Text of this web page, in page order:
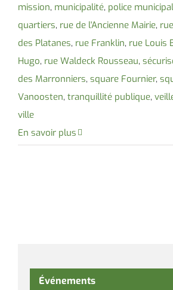
mission, municipalité, police
quartiers, rue de l'Ancienne Mairie,
des Platanes, rue Franklin, rue Louis
Hugo, rue Waldeck Rousseau,
des Marronniers, square Fournier,
Vanoosten, tranquillité publique,
ville
En savoir plus
Événements